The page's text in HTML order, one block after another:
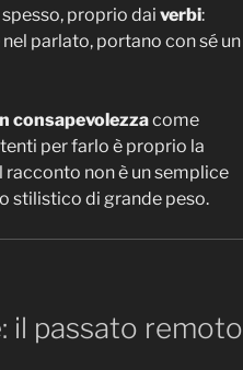
proprio dai verbi:
parlato, portano con sé un
consapevolezzacome
per farlo è proprio la
racconto non è un semplice
stilistico di grande peso.
il passato remoto